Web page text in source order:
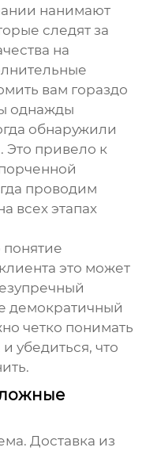
нанимают
следят за
на
вам гораздо
однажды
обнаружили
Это привело к
проводим
всех этапах
понятие
это может
демократичный
четко понимать
убедиться, что
Доставка из